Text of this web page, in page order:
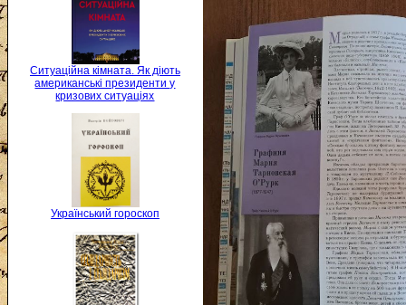
Ситуаційна кімната. Як діють
американські президенти у
кризових ситуаціях
Український гороскоп